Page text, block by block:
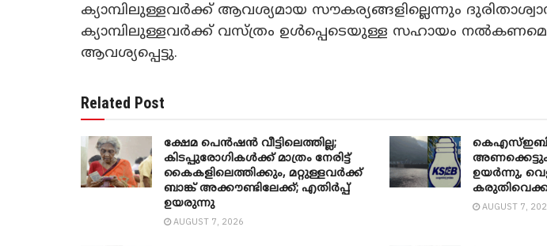
ക്യാമ്പിലുള്ളവർക്ക് ആവശ്യമായ സൗകര്യങ്ങളില്ലെന്നും
ക്യാമ്പിലുള്ളവർക്ക് വസ്ത്രം ഉൾപ്പെടെയുള്ള സഹായം
ആവശ്യപ്പെട്ടു.
Related Post
ക്ഷേമ പെൻഷൻ വീട്ടിലെത്തില്ല;
കിടപ്പുരോഗികൾക്ക് മാത്രം നേരിട്ട്
കൈകളിലെത്തിക്കും, മറ്റുള്ളവർക്ക്
ബാങ്ക് അക്കൗണ്ടിലേക്ക്; എതിർപ്പ്
ഉയരുന്നു
AUGUST 7, 2026
ഉയർന്നു,
AUGUST 7,